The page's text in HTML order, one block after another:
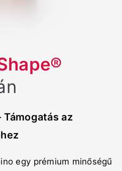
Támogatás az
egy prémium minőségű